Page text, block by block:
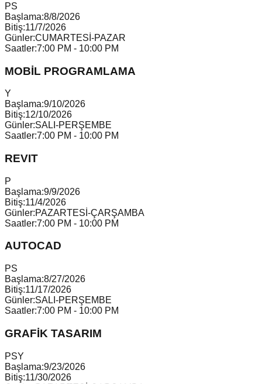
PS
Başlama:8/8/2026
Bitiş:11/7/2026
Günler:CUMARTESİ-PAZAR
Saatler:7:00 PM - 10:00 PM
MOBİL PROGRAMLAMA
Y
Başlama:9/10/2026
Bitiş:12/10/2026
Günler:SALI-PERŞEMBE
Saatler:7:00 PM - 10:00 PM
REVIT
P
Başlama:9/9/2026
Bitiş:11/4/2026
Günler:PAZARTESİ-ÇARŞAMBA
Saatler:7:00 PM - 10:00 PM
AUTOCAD
PS
Başlama:8/27/2026
Bitiş:11/17/2026
Günler:SALI-PERŞEMBE
Saatler:7:00 PM - 10:00 PM
GRAFİK TASARIM
PSY
Başlama:9/23/2026
Bitiş:11/30/2026